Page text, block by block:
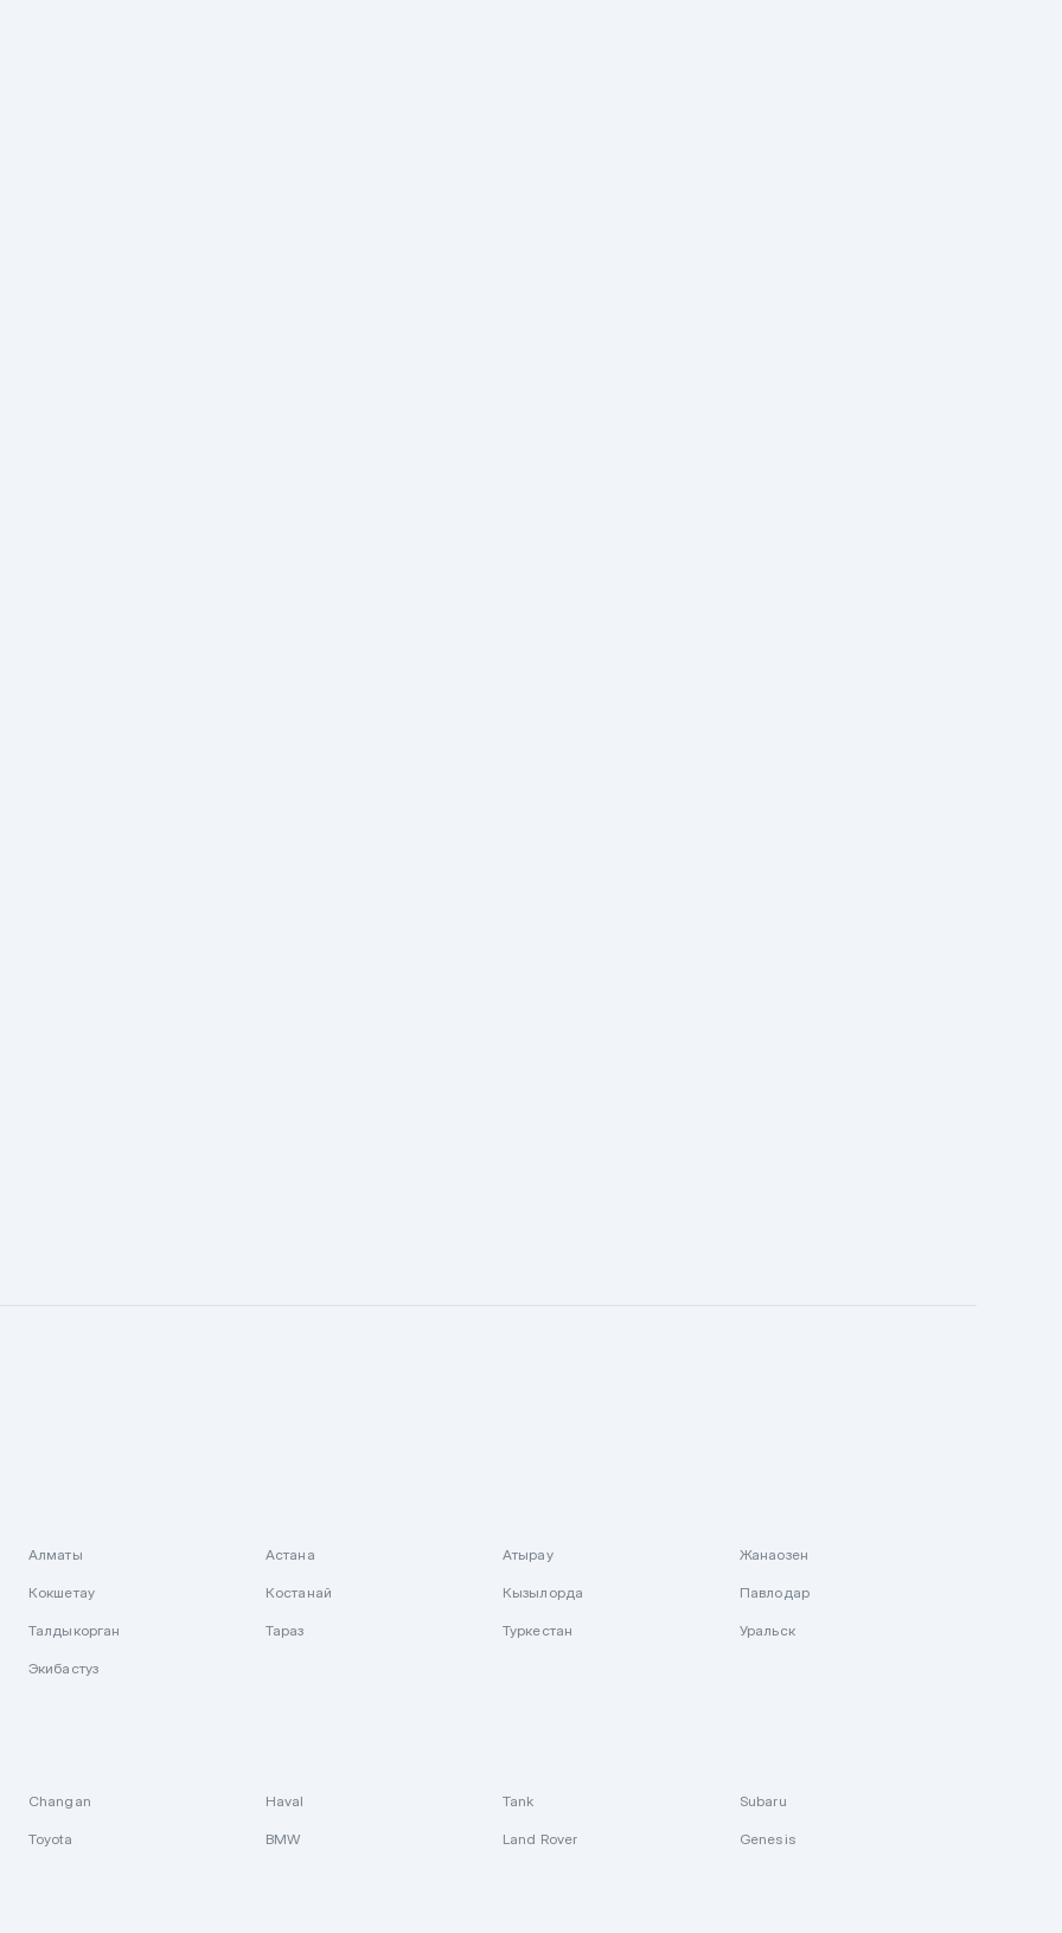
Алматы Астана Атырау Жанаозен
Кокшетау Костанай Кызылорда Павлодар
Талдыкорган Тараз Туркестан Уральск
Экибастуз
Changan Haval Tank Subaru
Toyota BMW Land Rover Genesis